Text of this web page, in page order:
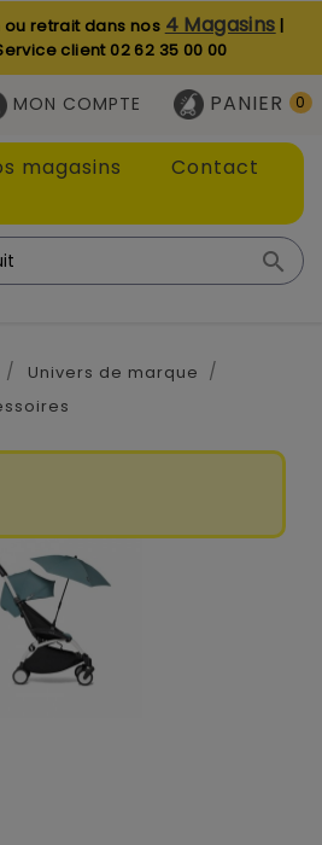
ou retrait dans nos 4 Magasins |
client02 62 35 00 00
PANIER 0
MON COMPTE
magasins Contact

Univers de marque